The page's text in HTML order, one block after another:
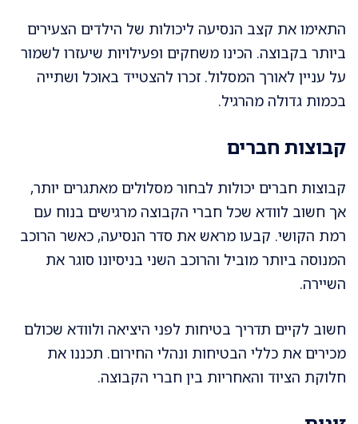
התאימו את קצב הנסיעה ליכולות של הילדים הצעירים
ביותר בקבוצה. הכינו משחקים ופעילויות שיעזרו לשמור
על עניין לאורך המסלול. זכרו להצטייד באוכל ושתייה
בכמות גדולה מהרגיל.
קבוצות חברים
קבוצות חברים יכולות לבחור מסלולים מאתגרים יותר,
אך חשוב לוודא שכל חברי הקבוצה מרגישים בנוח עם
רמת הקושי. קבעו מראש את סדר הנסיעה, כאשר הרוכב
המנוסה ביותר מוביל והרוכב השני בניסיונו סוגר את
השיירה.
חשוב לקיים תדריך בטיחות לפני היציאה ולוודא שכולם
מכירים את כללי הבטיחות ונהלי החירום. תכננו את
חלוקת הציוד והאחריות בין חברי הקבוצה.